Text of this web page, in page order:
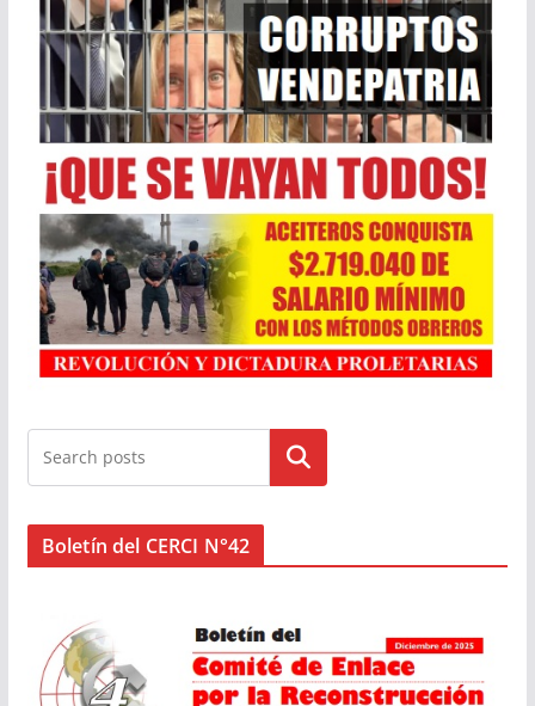
Buscar
Boletín del CERCI N°42